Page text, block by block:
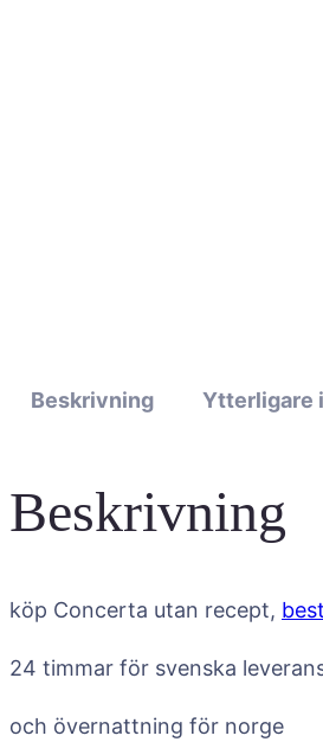
Beskrivning Ytterligare
Beskrivning
köp Concerta utan recept,
24 timmar för svenska
och övernattning för norge